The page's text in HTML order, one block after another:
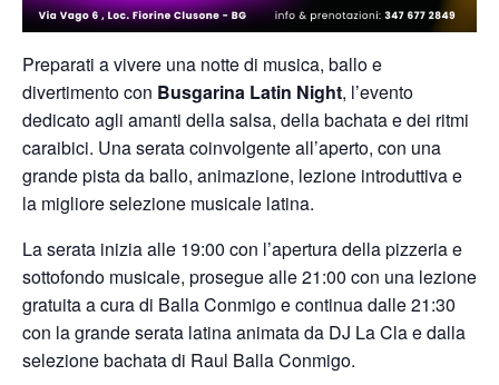
Preparati a vivere una notte di musica, ballo e
divertimento con Busgarina Latin Night, l’evento
dedicato agli amanti della salsa, della bachata e dei ritmi
caraibici. Una serata coinvolgente all’aperto, con una
grande pista da ballo, animazione, lezione introduttiva e
la migliore selezione musicale latina.
La serata inizia alle 19:00 con l’apertura della pizzeria e
sottofondo musicale, prosegue alle 21:00 con una lezione
gratuita a cura di Balla Conmigo e continua dalle 21:30
con la grande serata latina animata da DJ La Cla e dalla
selezione bachata di Raul Balla Conmigo.